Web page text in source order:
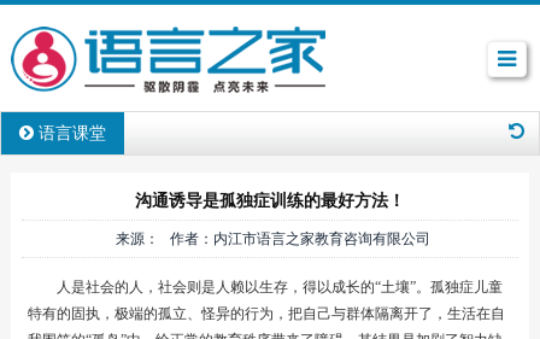
语言课堂
沟通诱导是孤独症训练的最好方法！
来源： 作者：内江市语言之家教育咨询有限公司
人是社会的人，社会则是人赖以生存，得以成长的“土壤”。孤独症儿童
特有的固执，极端的孤立、怪异的行为，把自己与群体隔离开了，生活在自